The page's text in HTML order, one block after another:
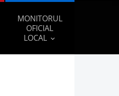
MONITORUL
OFICIAL
LOCAL